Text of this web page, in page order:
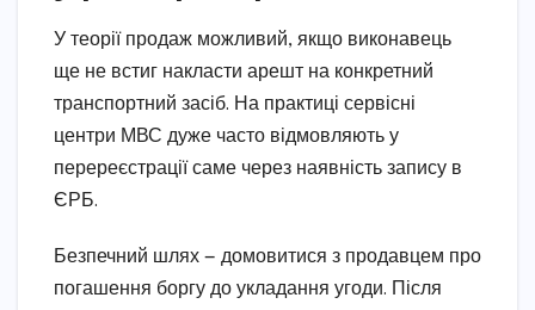
У теорії продаж можливий, якщо виконавець
ще не встиг накласти арешт на конкретний
транспортний засіб. На практиці сервісні
центри МВС дуже часто відмовляють у
перереєстрації саме через наявність запису в
ЄРБ.
Безпечний шлях — домовитися з продавцем про
погашення боргу до укладання угоди. Після